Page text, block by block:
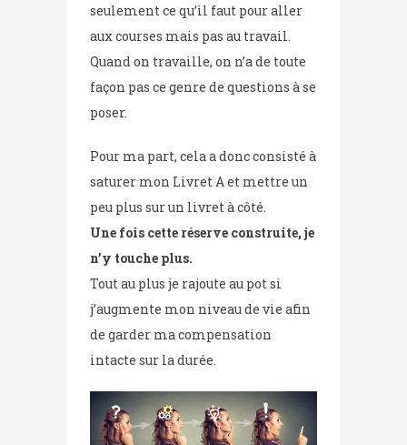
seulement ce qu’il faut pour aller
aux courses mais pas au travail.
Quand on travaille, on n’a de toute
façon pas ce genre de questions à se
poser.
Pour ma part, cela a donc consisté à
saturer mon Livret A et mettre un
peu plus sur un livret à côté.
Une fois cette réserve construite, je
n’y touche plus.
Tout au plus je rajoute au pot si
j’augmente mon niveau de vie afin
de garder ma compensation
intacte sur la durée.